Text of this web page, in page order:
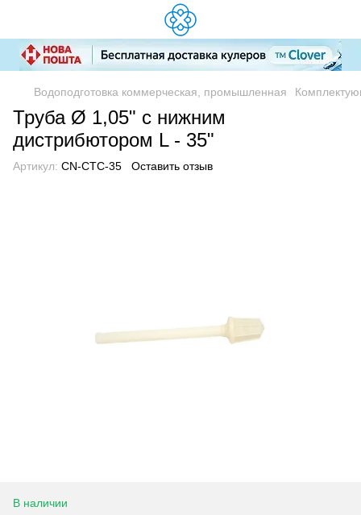
Водоподготовка коммерческая, промышленная
Труба Ø 1,05" с нижним
дистрибютором L - 35"
Артикул: CN-CTC-35 Оставить отзыв
В наличии